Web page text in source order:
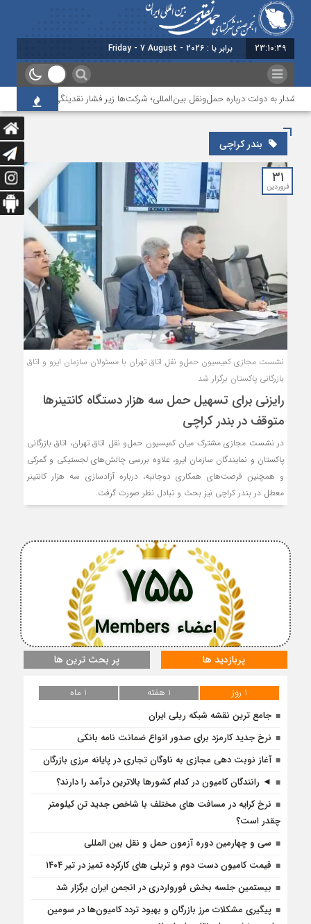
23:10:40 برابر با : Friday - 7 August - 2026
هشدار به دولت درباره حمل‌ونقل بین‌المللی؛ شرکت‌ها زیر فشار نقدینگی، مالیات و افت
بندر کراچی
۳۱
فروردین
نشست مجازی کمیسیون حمل‌و نقل اتاق تهران با مسئولان سازمان ایرو و اتاق
بازرگانی پاکستان برگزار شد
رایزنی برای تسهیل حمل سه هزار دستگاه کانتینرها
متوقف در بندر کراچی
در نشست مجازی مشترک میان کمیسیون حمل‌و نقل اتاق تهران، اتاق بازرگانی
پاکستان و نمایندگان سازمان ایرو، علاوه بررسی چالش‌های لجستیکی و گمرکی
و همچنین فرصت‌های همکاری دوجانبه، درباره آزادسازی سه هزار کانتینر
معطل در بندر کراچی نیز بحث و تبادل نظر صورت گرفت.
اعضاء Members
755
پربازدید ها پر بحث ترین ها
1 روز 1 هفته
1 ماه
جامع ترین نقشه شبکه ریلی ایران
نرخ جدید کارمزد برای صدور انواع ضمانت نامه بانکی
آغاز نوبت دهی مجازی به ناوگان تجاری در پایانه مرزی بازرگان
◄ رانندگان کامیون در کدام کشورها بالاترین درآمد را دارند؟
نرخ کرایه در مسافت‌ های مختلف با شاخص جدید تن کیلومتر
چقدر است؟
سی و چهارمین دوره آزمون حمل و نقل بین المللی
قیمت کامیون دست دوم و تریلی‌ های کارکرده تمیز در تیر ۱۴۰۴
بیستمین جلسه بخش فورواردری در انجمن ایران برگزار شد
پیگیری مشکلات مرز بازرگان و بهبود تردد کامیون‌ها در سومین